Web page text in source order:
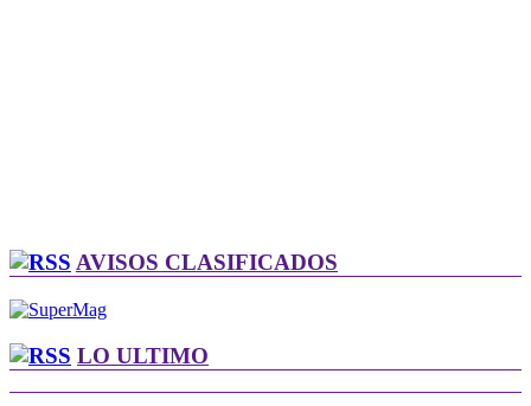
AVISOS CLASIFICADOS
LO ULTIMO